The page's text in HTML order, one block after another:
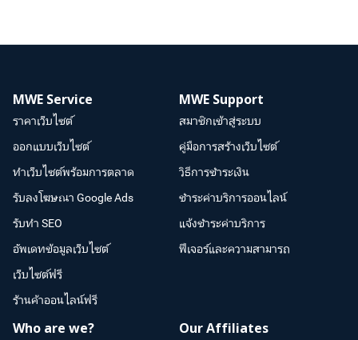
MWE Service
ราคาเว็บไซต์
ออกแบบเว็บไซต์
ทำเว็บไซต์พร้อมการตลาด
รับลงโฆษณา Google Ads
รับทำ SEO
อัพเดทข้อมูลเว็บไซต์
เว็บไซต์ฟรี
ร้านค้าออนไลน์ฟรี
MWE Support
สมาชิกเข้าสู่ระบบ
คู่มือการสร้างเว็บไซต์
วิธีการชำระเงิน
ชำระค่าบริการออนไลน์
แจ้งชำระค่าบริการ
ฟีเจอร์และความสามารถ
Who are we? Our Affiliates